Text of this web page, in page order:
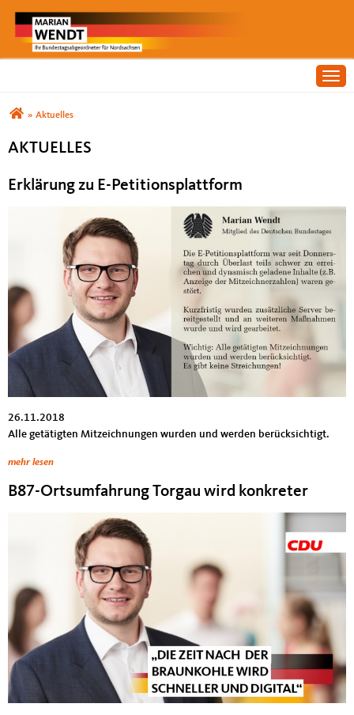
Sie sind hier
» Aktuelles
AKTUELLES
Erklärung zu E-Petitionsplattform
26.11.2018
Alle getätigten Mitzeichnungen wurden und werden berücksichtigt.
mehr lesen
B87-Ortsumfahrung Torgau wird konkreter